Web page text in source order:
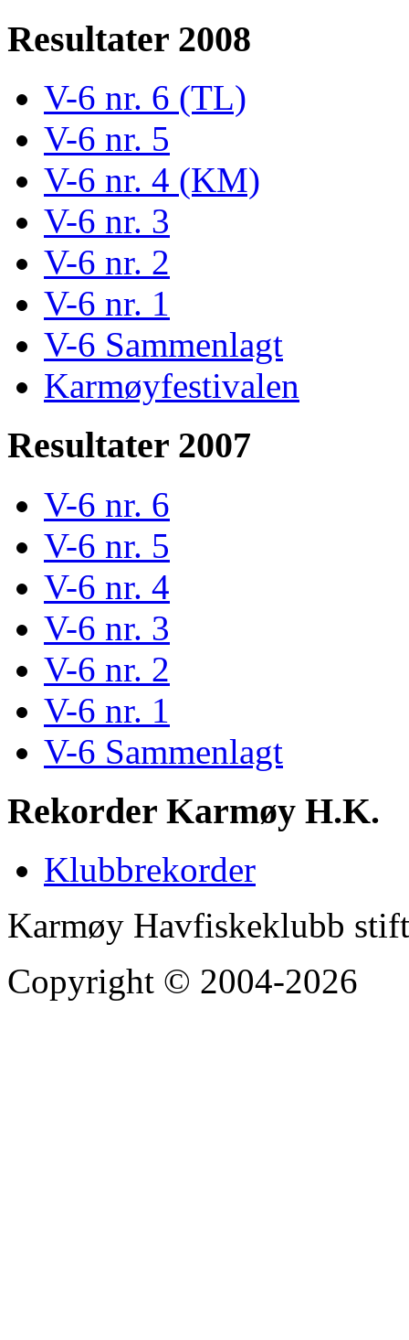
Resultater 2008
V-6 nr. 6 (TL)
V-6 nr. 5
V-6 nr. 4 (KM)
V-6 nr. 3
V-6 nr. 2
V-6 nr. 1
V-6 Sammenlagt
Karmøyfestivalen
Resultater 2007
V-6 nr. 6
V-6 nr. 5
V-6 nr. 4
V-6 nr. 3
V-6 nr. 2
V-6 nr. 1
V-6 Sammenlagt
Rekorder Karmøy H.K.
Klubbrekorder
Karmøy Havfiskeklubb
Copyright © 2004-2026